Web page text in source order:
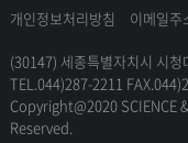
개인정보처리방침 이메일주
(30147) 세종특별자치시 시
TEL.044)287-2211
Copyright@2020 SCIENCE
Reserved.